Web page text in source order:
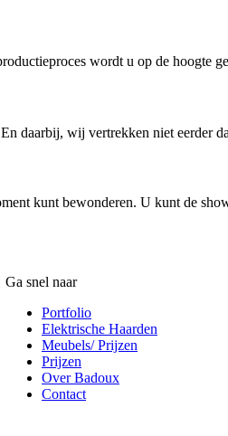
wordt u op de hoogte
daarbij, wij vertrekken niet eerder
kunt bewonderen. U kunt de
Ga snel naar
Portfolio
Elektrische Haarden
Meubels/ Prijzen
Prijzen
Over Badoux
Contact